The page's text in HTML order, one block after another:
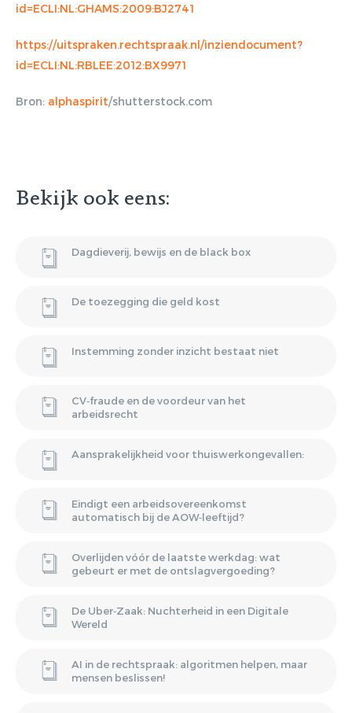
id=ECLI:NL:GHAMS:2009:BJ2741
https://uitspraken.rechtspraak.nl/inziendocument?
id=ECLI:NL:RBLEE:2012:BX9971
Bron: alphaspirit/shutterstock.com
Bekijk ook eens:
Dagdieverij, bewijs en de black box
De toezegging die geld kost
Instemming zonder inzicht bestaat niet
CV‑fraude en de voordeur van het
arbeidsrecht
Aansprakelijkheid voor thuiswerkongevallen:
Eindigt een arbeidsovereenkomst
automatisch bij de AOW‑leeftijd?
Overlijden vóór de laatste werkdag: wat
gebeurt er met de ontslagvergoeding?
De Uber‑Zaak: Nuchterheid in een Digitale
Wereld
AI in de rechtspraak: algoritmen helpen, maar
mensen beslissen!
Gratis E-
magazine
consectetur adipiscing elit. Nulla in
suscip.